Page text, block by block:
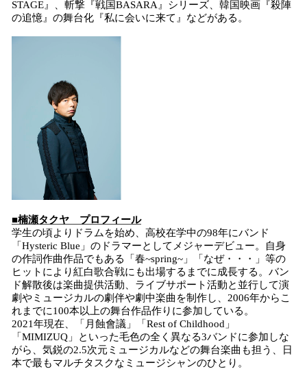
STAGE』、斬撃『戦国BASARA』シリーズ、韓国映画『殺陣
の追憶』の舞台化『私に会いに来て』などがある。
■楠瀬タクヤ プロフィール
学生の頃よりドラムを始め、高校在学中の98年にバンド
「Hysteric Blue」のドラマーとしてメジャーデビュー。自身
の作詞作曲作品でもある「春~spring~」「なぜ・・・」等の
ヒットにより紅白歌合戦にも出場するまでに成長する。バン
ド解散後は楽曲提供活動、ライブサポート活動と並行して演
劇やミュージカルの劇伴や劇中楽曲を制作し、2006年からこ
れまでに100本以上の舞台作品作りに参加している。
2021年現在、「月蝕會議」「Rest of Childhood」
「MIMIZUQ」といった毛色の全く異なる3バンドに参加しな
がら、気鋭の2.5次元ミュージカルなどの舞台楽曲も担う、日
本で最もマルチタスクなミュージシャンのひとり。